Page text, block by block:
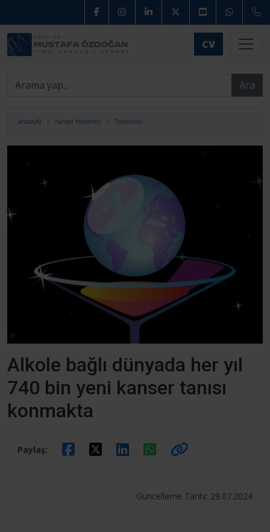
CV
Ara
Anasayfa Kanser Haberleri Toksikoloji
Alkole bağlı dünyada her yıl
740 bin yeni kanser tanısı
konmakta
Paylaş:
Güncelleme Tarihi: 29.07.2024